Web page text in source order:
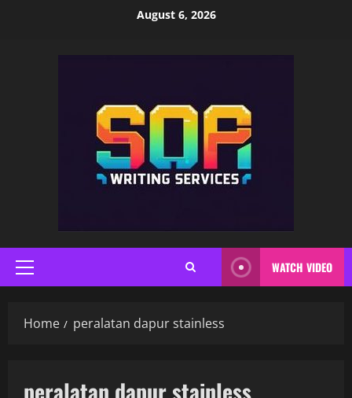
August 6, 2026
Primary
Menu
WATCH VIDEO
Home peralatan dapur stainless
peralatan dapur stainless